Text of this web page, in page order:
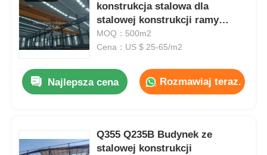
konstrukcja stalowa dla
stalowej konstrukcji ramy
przemysłowego magazynu
MOQ：500m2
Cena：US $ 25-65/m2
Najlepsza cena Rozmawiaj teraz.
Q355 Q235B Budynek ze
stalowej konstrukcji